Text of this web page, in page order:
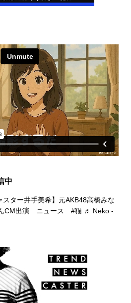
中
ター井手美希】元AKB48高橋みな
CM出演 ニュース #猫 ♬ Neko -